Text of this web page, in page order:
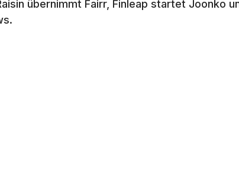
übernimmt Fairr, Finleap startet Joonko